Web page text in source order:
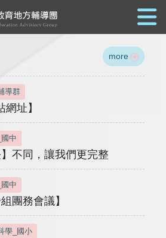
more
導群
網址】
中
不同，讓我們更完整
中
團務會議】
學_國小